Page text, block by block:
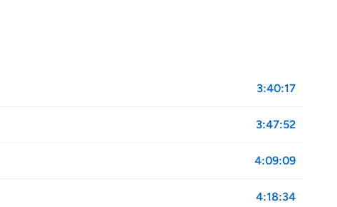
3:40:17
3:47:52
4:09:09
4:18:34